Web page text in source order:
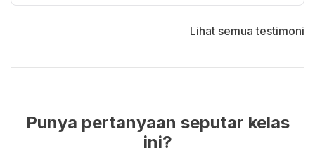
Lihat semua testimoni
Punya pertanyaan seputar kelas
ini?